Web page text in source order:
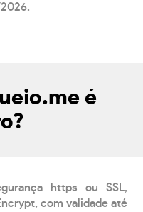
é
https ou SSL,
com validade até